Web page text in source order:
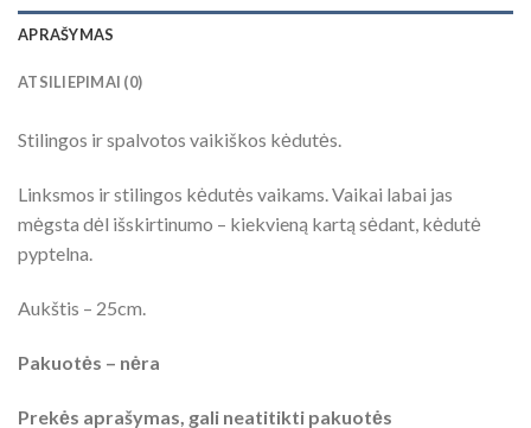
APRAŠYMAS
ATSILIEPIMAI (0)
Stilingos ir spalvotos vaikiškos kėdutės.
Linksmos ir stilingos kėdutės vaikams. Vaikai labai jas
mėgsta dėl išskirtinumo – kiekvieną kartą sėdant, kėdutė
pyptelna.
Aukštis – 25cm.
Pakuotės – nėra
Prekės aprašymas, gali neatitikti pakuotės